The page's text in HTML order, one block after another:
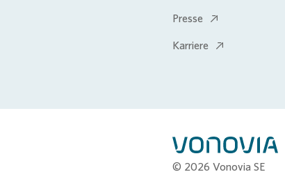
Presse
Karriere
© 2026 Vonovia SE